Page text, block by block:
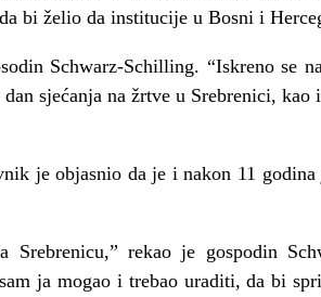
bi želio da institucije u Bosni i
Schwarz-Schilling. “Iskreno se
sjećanja na žrtve u Srebrenici,
je objasnio da je i nakon 11
Srebrenicu,” rekao je gospodin
ja mogao i trebao uraditi, da bi